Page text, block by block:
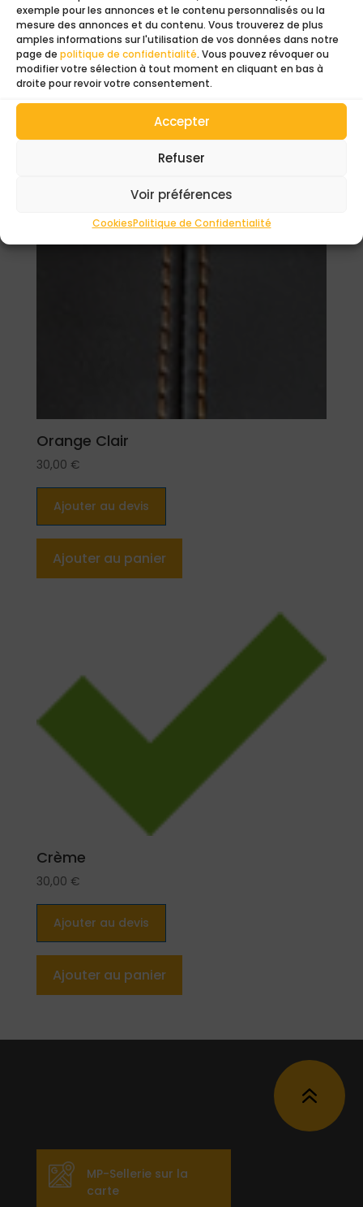
exemple pour les annonces et le contenu personnalisés ou la
mesure des annonces et du contenu. Vous trouverez de plus
amples informations sur l'utilisation de vos données dans notre
page de politique de confidentialité. Vous pouvez révoquer ou
modifier votre sélection à tout moment en cliquant en bas à
droite pour revoir votre consentement.
Accepter
Refuser
Voir préférences
CookiesPolitique de Confidentialité
Ajouter au devis
Ajouter au panier
Orange Clair
30,00 €
Ajouter au devis
Ajouter au panier
Crème
30,00 €
Ajouter au devis
Ajouter au panier
6
MP-Sellerie sur la
carte